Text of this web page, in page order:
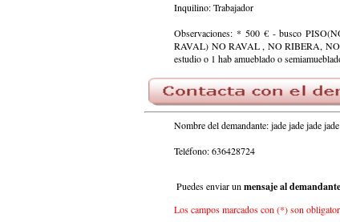
Inquilino: Trabajador
Observaciones: * 500 € - busco
RAVAL) NO RAVAL , NO RIBERA, NO
estudio o 1 hab amueblado o
Nombre del demandante: jade jade jade jade
Teléfono: 636428724
Puedes enviar unmensaje al demandante
Los campos marcados con (*) son